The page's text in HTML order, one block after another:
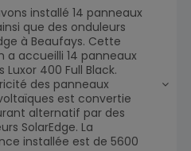
installé 14 panneaux
que des onduleurs
à Beaufays. Cette
a accueilli 14 panneaux
Luxor 400 Full Black.
des panneaux
est convertie
alternatif par des
SolarEdge. La
installée est de 5600